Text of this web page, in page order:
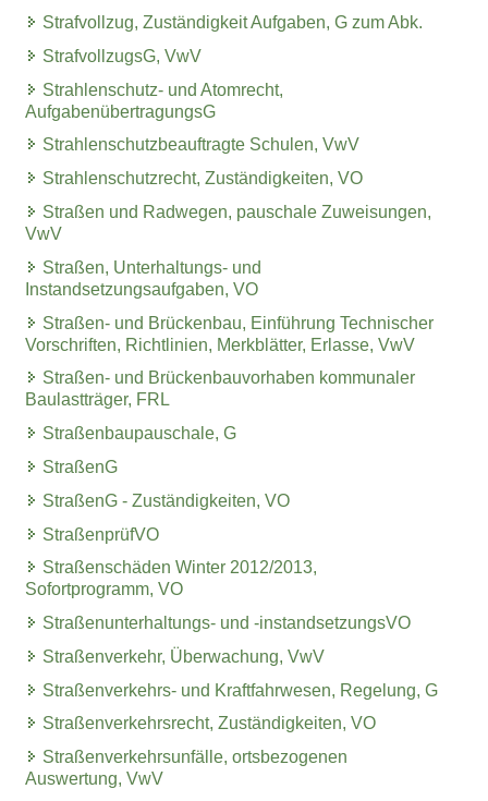
Strafvollzug, Zuständigkeit Aufgaben, G zum Abk.
StrafvollzugsG, VwV
Strahlenschutz- und Atomrecht,
AufgabenübertragungsG
Strahlenschutzbeauftragte Schulen, VwV
Strahlenschutzrecht, Zuständigkeiten, VO
Straßen und Radwegen, pauschale Zuweisungen,
VwV
Straßen, Unterhaltungs- und
Instandsetzungsaufgaben, VO
Straßen- und Brückenbau, Einführung Technischer
Vorschriften, Richtlinien, Merkblätter, Erlasse, VwV
Straßen- und Brückenbauvorhaben kommunaler
Baulastträger, FRL
Straßenbaupauschale, G
StraßenG
StraßenG - Zuständigkeiten, VO
StraßenprüfVO
Straßenschäden Winter 2012/2013,
Sofortprogramm, VO
Straßenunterhaltungs- und -instandsetzungsVO
Straßenverkehr, Überwachung, VwV
Straßenverkehrs- und Kraftfahrwesen, Regelung, G
Straßenverkehrsrecht, Zuständigkeiten, VO
Straßenverkehrsunfälle, ortsbezogenen
Auswertung, VwV